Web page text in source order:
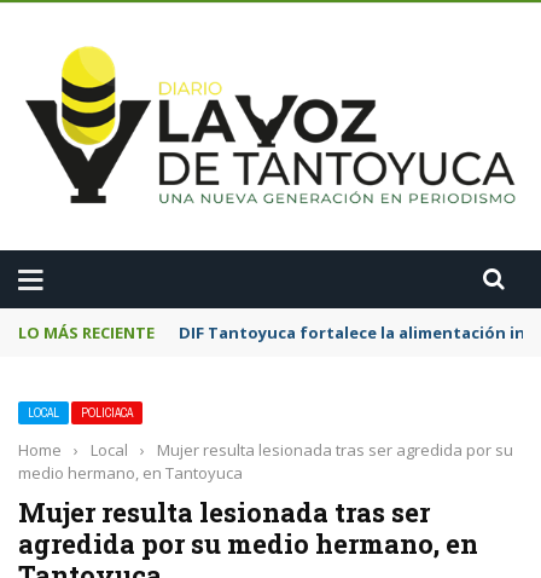
LO MÁS RECIENTE DIF Tantoyuca fortalece la alimentación
LOCAL POLICIACA
Home › Local ›
Mujer resulta lesionada tras ser agredida por su
medio hermano, en Tantoyuca
Mujer resulta lesionada tras ser
agredida por su medio hermano, en